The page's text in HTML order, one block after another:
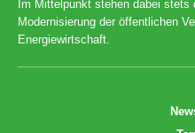
Im Mittelpunkt stehen dabei stets
Modernisierung der öffentlichen
Energiewirtschaft.